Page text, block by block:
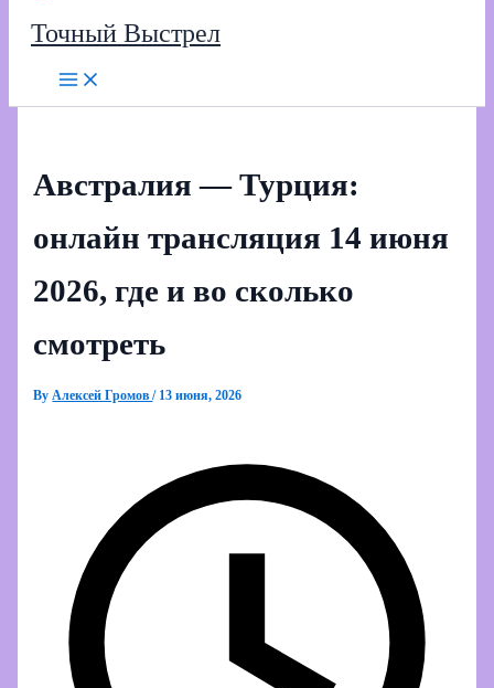
Точный Выстрел
Австралия — Турция:
онлайн трансляция 14 июня
2026, где и во сколько
смотреть
By Алексей Громов/ 13 июня, 2026